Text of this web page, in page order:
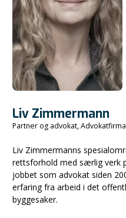
Liv Zimmermann
Partner og advokat,
Liv Zimmermanns
rettsforhold med særlig verk
jobbet som advokat siden
erfaring fra arbeid i det
byggesaker.